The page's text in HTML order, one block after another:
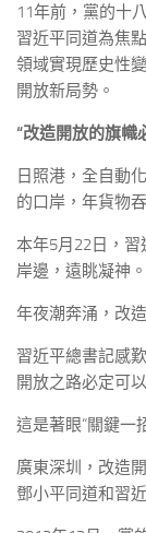
11年前，黨的十
習近平同道為焦
領域實現歷史性
開放新局勢。
“改造開放的旗幟
日照港，全自動
的口岸，年貨物
本年5月22日，
岸邊，遠眺凝神。
年夜潮奔涌，改
習近平總書記感
開放之路必定可
這是著眼“關鍵
廣東深圳，改造
鄧小平同道和習